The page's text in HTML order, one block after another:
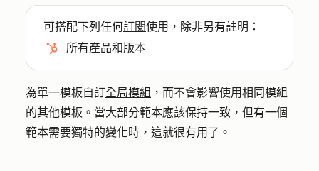
可搭配下列任何訂閱使用，除非另有註明：
所有產品和版本
為單一模板自訂全局模組 ，而不會影響使用相同模組
的其他模板。當大部分範本應該保持一致，但有一個
範本需要獨特的變化時，這就很有用了。